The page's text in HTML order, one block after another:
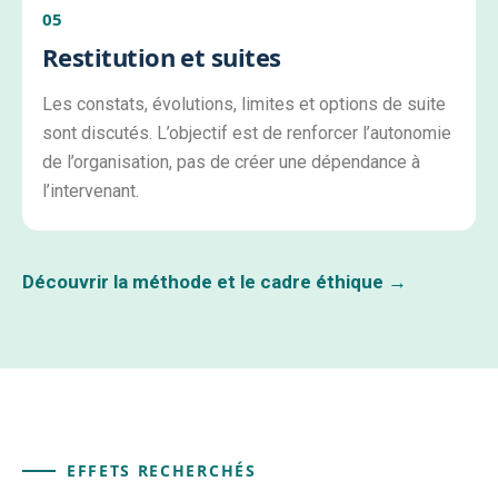
05
Restitution et suites
Les constats, évolutions, limites et options de suite
sont discutés. L’objectif est de renforcer l’autonomie
de l’organisation, pas de créer une dépendance à
l’intervenant.
Découvrir la méthode et le cadre éthique →
EFFETS RECHERCHÉS